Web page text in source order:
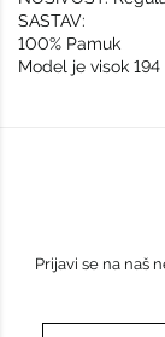
SASTAV:
100% Pamuk
Model je visok
Prijavi se na naš